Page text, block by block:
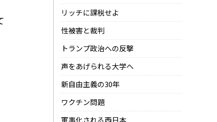
リッチに課税せよ
性被害と裁判
トランプ政治への反撃
声をあげられる大学へ
新自由主義の30年
ワクチン問題
軍事化される西日本